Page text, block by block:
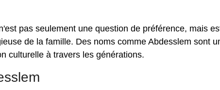
pas seulement une question de préférence, mais
de la famille. Des noms comme Abdesslem sont
culturelle à travers les générations.